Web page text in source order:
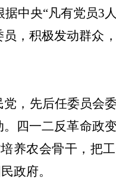
中央“凡有党员3
，积极发动群众
，先后任委员会
四一二反革命政
养农会骨干，把
政府。